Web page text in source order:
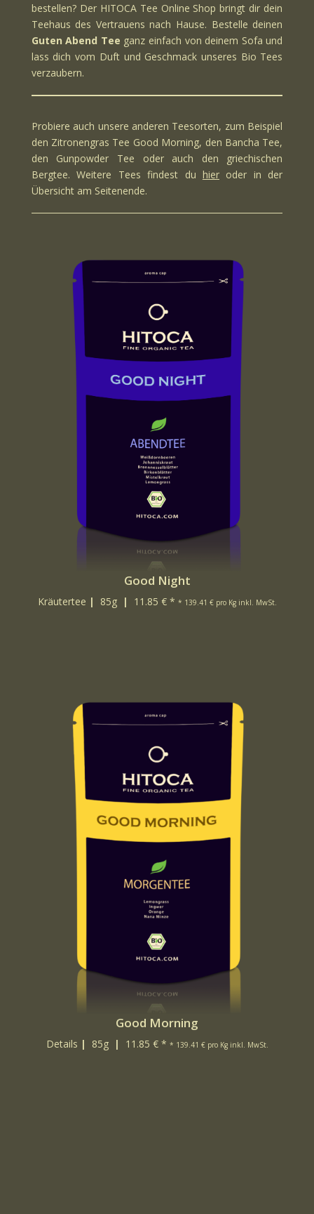
bestellen? Der HITOCA Tee Online Shop bringt dir dein
Teehaus des Vertrauens nach Hause. Bestelle deinen
Guten Abend Tee ganz einfach von deinem Sofa und
lass dich vom Duft und Geschmack unseres Bio Tees
verzaubern.
Probiere auch unsere anderen Teesorten, zum Beispiel
den Zitronengras Tee Good Morning, den Bancha Tee,
den Gunpowder Tee oder auch den griechischen
Bergtee. Weitere Tees findest du hieroder in der
Übersicht am Seitenende.
Good Night
Kräutertee | 85g | 11.85 € * * 139.41 € pro Kg inkl. MwSt.
Good Morning
Details | 85g | 11.85 € * * 139.41 € pro Kg inkl. MwSt.